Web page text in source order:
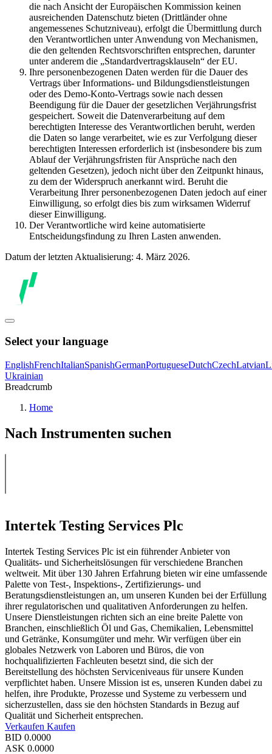
die nach Ansicht der Europäischen Kommission keinen
ausreichenden Datenschutz bieten (Drittländer ohne
angemessenes Schutzniveau), erfolgt die Übermittlung durch
den Verantwortlichen unter Anwendung von Mechanismen,
die den geltenden Rechtsvorschriften entsprechen, darunter
unter anderem die „Standardvertragsklauseln“ der EU.
Ihre personenbezogenen Daten werden für die Dauer des
Vertrags über Informations- und Bildungsdienstleistungen
oder des Demo-Konto-Vertrags sowie nach dessen
Beendigung für die Dauer der gesetzlichen Verjährungsfrist
gespeichert. Soweit die Datenverarbeitung auf dem
berechtigten Interesse des Verantwortlichen beruht, werden
die Daten so lange verarbeitet, wie es zur Verfolgung dieser
berechtigten Interessen erforderlich ist (insbesondere bis zum
Ablauf der Verjährungsfristen für Ansprüche nach den
geltenden Gesetzen), jedoch nicht über den Zeitpunkt hinaus,
zu dem der Widerspruch anerkannt wird. Beruht die
Verarbeitung Ihrer personenbezogenen Daten jedoch auf einer
Einwilligung, so erfolgt dies bis zum wirksamen Widerruf
dieser Einwilligung.
Der Verantwortliche wird keine automatisierte
Entscheidungsfindung zu Ihren Lasten anwenden.
Datum der letzten Aktualisierung: 4. März 2026.
Select your language
EnglishFrenchItalianSpanishGermanPortugueseDutchCzechLatvian
Ukrainian
Breadcrumb
Home
Nach Instrumenten suchen
Intertek Testing Services Plc
Intertek Testing Services Plc ist ein führender Anbieter von
Qualitäts- und Sicherheitslösungen für verschiedene Branchen
weltweit. Mit über 130 Jahren Erfahrung bieten wir eine umfassende
Palette von Test-, Inspektions-, Zertifizierungs- und
Beratungsdienstleistungen an, um unseren Kunden bei der Erfüllung
ihrer regulatorischen und qualitativen Anforderungen zu helfen.
Unsere Dienstleistungen richten sich an eine breite Palette von
Branchen, einschließlich Öl und Gas, Chemikalien, Lebensmittel
und Getränke, Konsumgüter und mehr. Wir verfügen über ein
globales Netzwerk von Laboren und Büros, die von
hochqualifizierten Fachleuten besetzt sind, die sich der
Bereitstellung des höchsten Serviceniveaus für unsere Kunden
verpflichtet haben. Unsere Mission ist es, unseren Kunden dabei zu
helfen, ihre Produkte, Prozesse und Systeme zu verbessern und
sicherzustellen, dass sie den höchsten Standards in Bezug auf
Qualität und Sicherheit entsprechen.
Verkaufen Kaufen
BID 0.0000
ASK 0.0000